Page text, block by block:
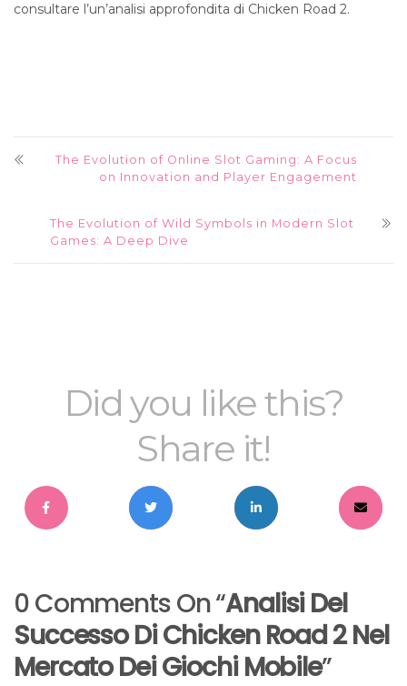
consultare l’un’analisi approfondita di Chicken Road 2.
The Evolution of Online Slot Gaming: A Focus
on Innovation and Player Engagement
The Evolution of Wild Symbols in Modern Slot
Games: A Deep Dive
Did you like this?
Share it!
0 Comments On “Analisi Del
Successo Di Chicken Road 2 Nel
Mercato Dei Giochi Mobile”